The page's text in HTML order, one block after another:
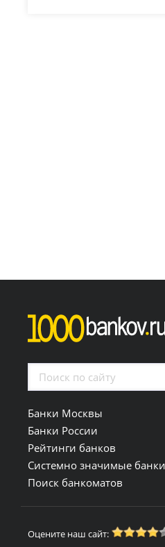
Банки Москвы
Банки России
Рейтинги банков
Системно значимые банки
Поиск банкоматов
Оцените наш сайт: